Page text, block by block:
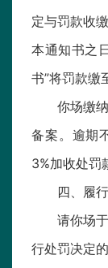
定与罚款收
本通知书之
书”将罚款缴
你场缴
备案。逾期
3%加收处罚
四、履
请你场
行处罚决定